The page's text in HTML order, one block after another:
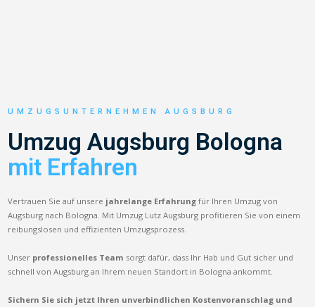
UMZUGSUNTERNEHMEN AUGSBURG
Umzug Augsburg Bologna
mit Erfahren
Vertrauen Sie auf unsere jahrelange Erfahrung für Ihren Umzug von
Augsburg nach Bologna. Mit Umzug Lutz Augsburg profitieren Sie von einem
reibungslosen und effizienten Umzugsprozess.
Unser professionelles Team sorgt dafür, dass Ihr Hab und Gut sicher und
schnell von Augsburg an Ihrem neuen Standort in Bologna ankommt.
Sichern Sie sich jetzt Ihren unverbindlichen Kostenvoranschlag und